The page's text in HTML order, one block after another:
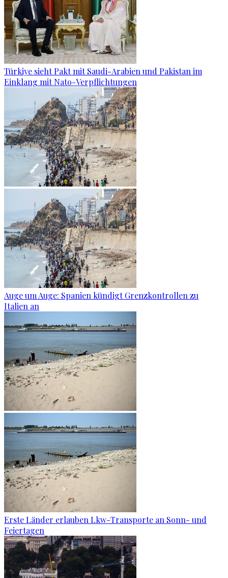
Türkiye sieht Pakt mit Saudi-Arabien und Pakistan im
Einklang mit Nato-Verpflichtungen
Auge um Auge: Spanien kündigt Grenzkontrollen zu
Italien an
Erste Länder erlauben Lkw-Transporte an Sonn- und
Feiertagen